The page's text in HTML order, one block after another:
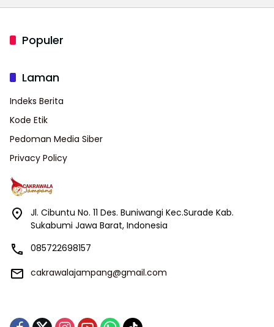
Populer
Laman
Indeks Berita
Kode Etik
Pedoman Media Siber
Privacy Policy
Jl. Cibuntu No. 11 Des. Buniwangi Kec.Surade Kab.
Sukabumi Jawa Barat, Indonesia
085722698157
cakrawalajampang@gmail.com